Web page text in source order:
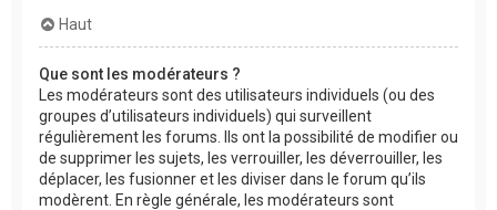
Haut
Que sont les modérateurs ?
Les modérateurs sont des utilisateurs individuels (ou des
groupes d’utilisateurs individuels) qui surveillent
régulièrement les forums. Ils ont la possibilité de modifier ou
de supprimer les sujets, les verrouiller, les déverrouiller, les
déplacer, les fusionner et les diviser dans le forum qu’ils
modèrent. En règle générale, les modérateurs sont